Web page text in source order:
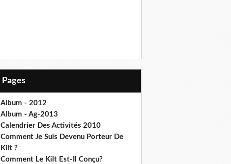
Pages
Album - 2012
Album - Ag-2013
Calendrier Des Activités 2010
Comment Je Suis Devenu Porteur De
Kilt ?
Comment Le Kilt Est-Il Conçu?